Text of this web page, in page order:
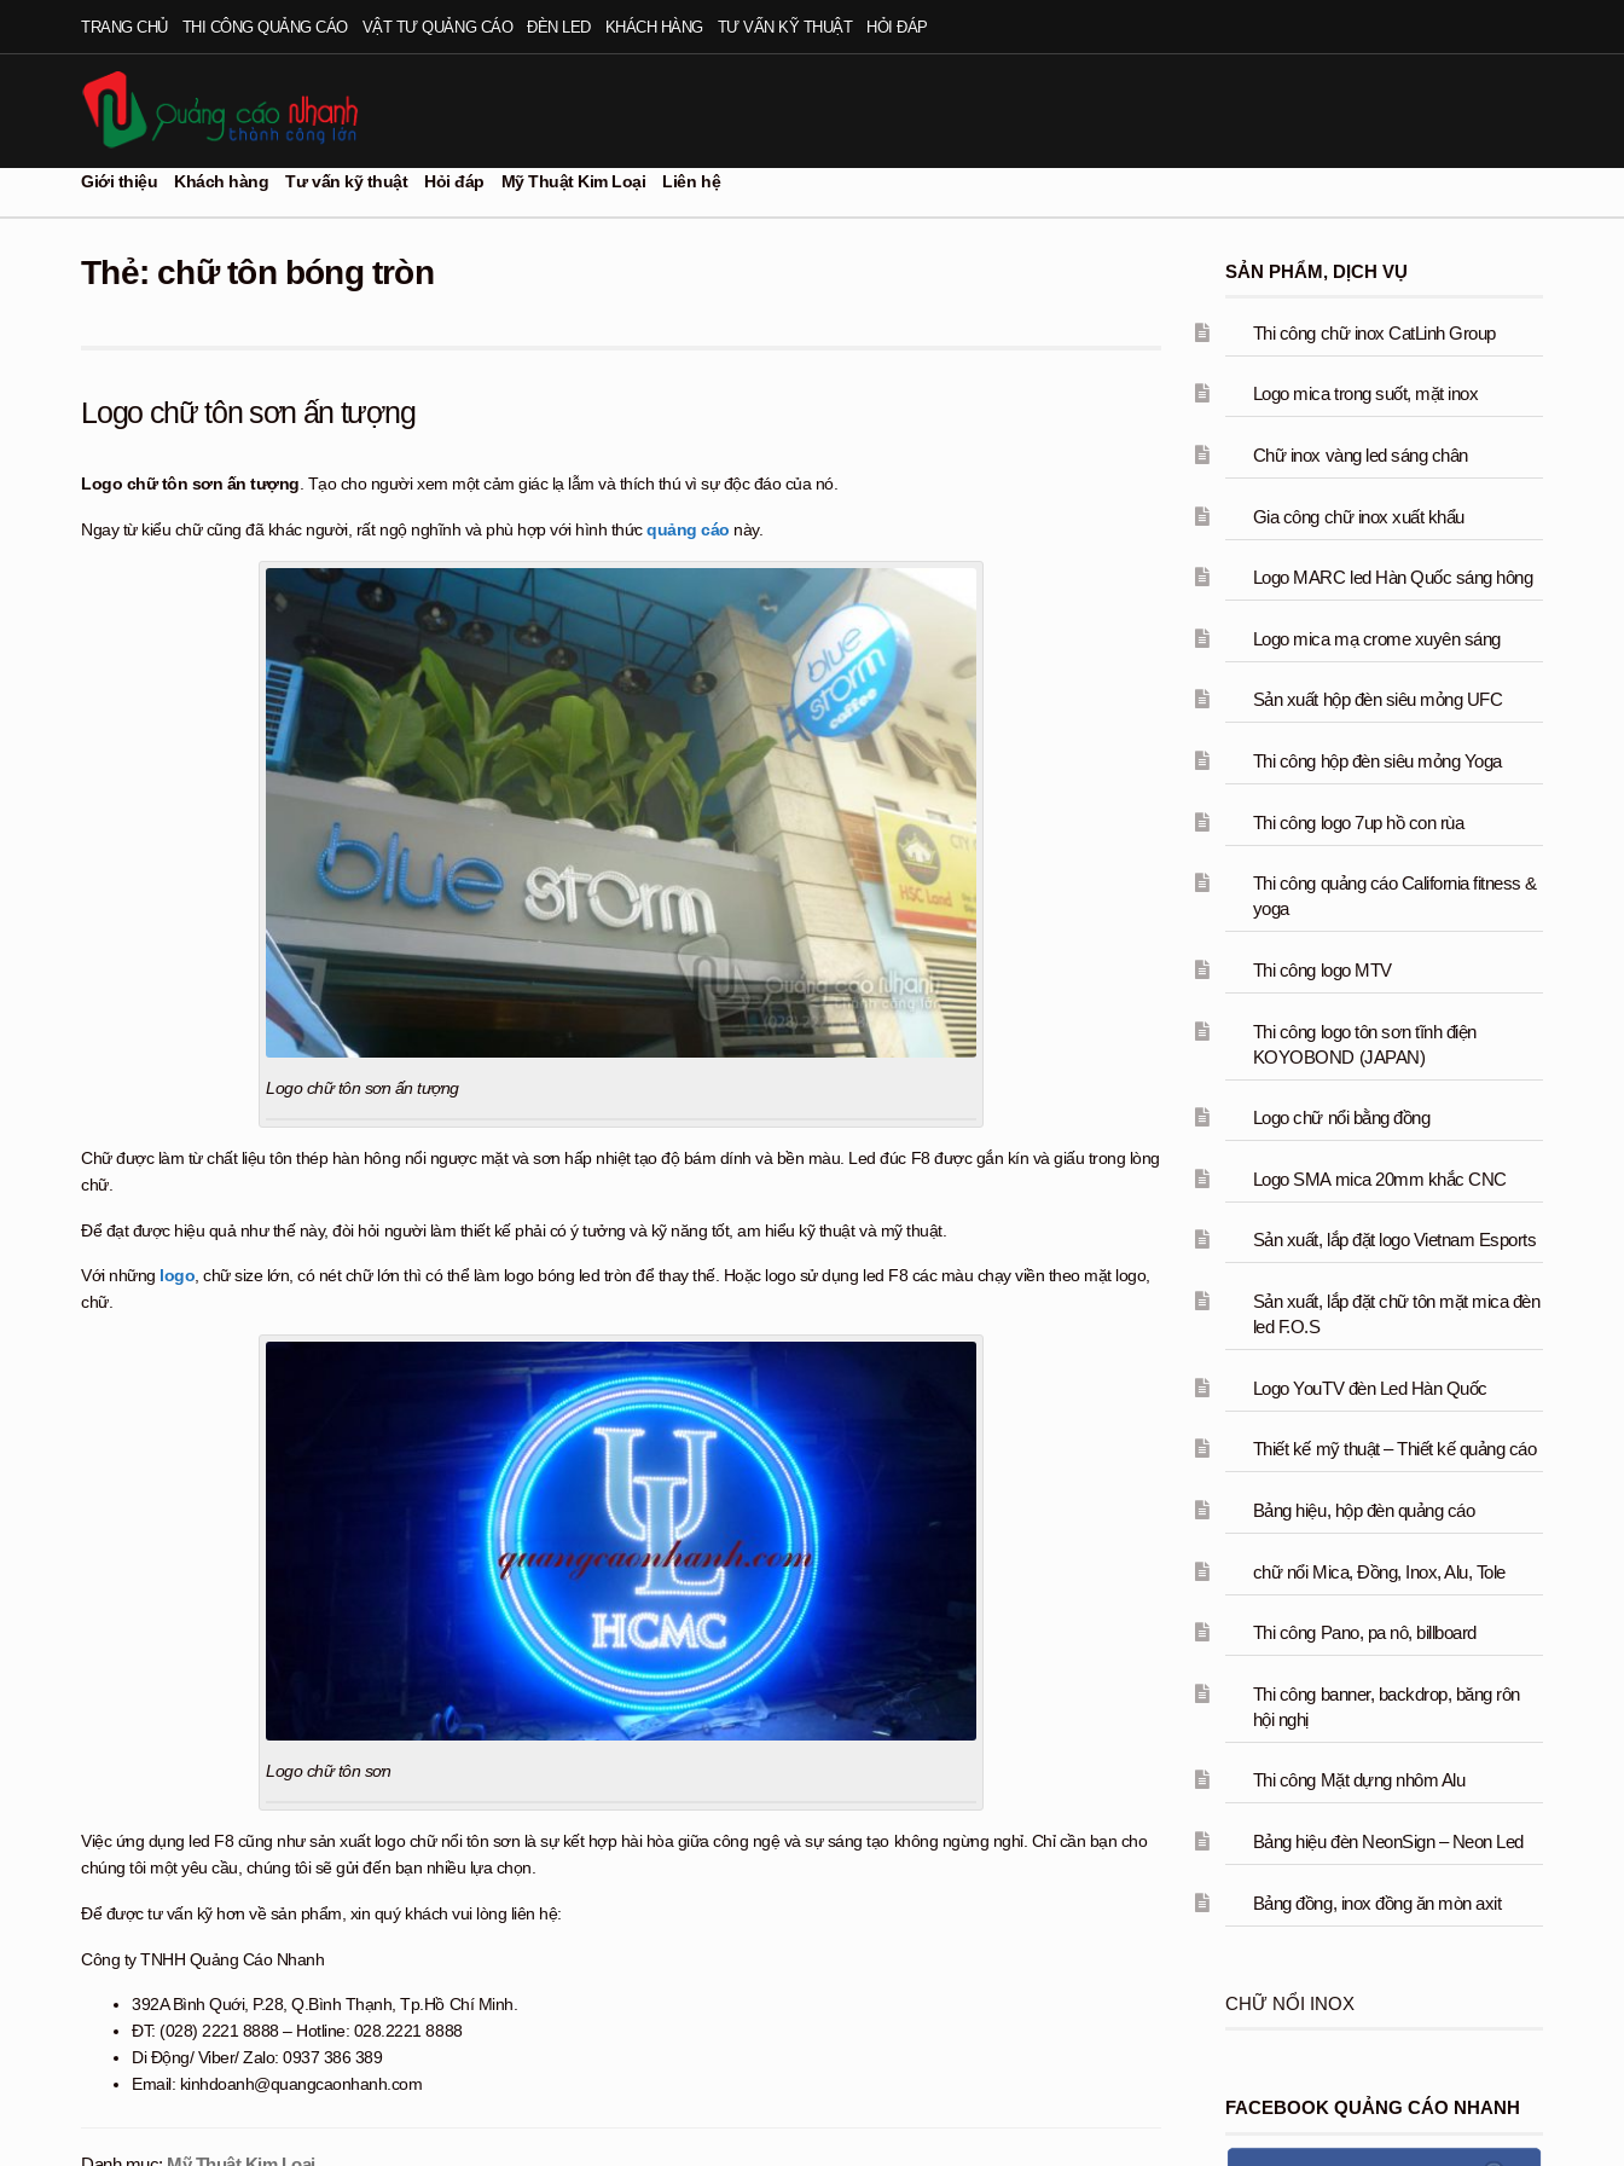
Đi
đến
Điều
hướng
Chuyển
đến
nội
dung
TRANG CHỦ THI CÔNG QUẢNG CÁO VẬT TƯ QUẢNG CÁO ĐÈN LED KHÁCH HÀNG TƯ VẤN KỸ THUẬT HỎI ĐÁP
Giới thiệu Khách hàng Tư vấn kỹ thuật Hỏi đáp Mỹ Thuật Kim Loại Liên hệ
Thẻ: chữ tôn bóng tròn
Logo chữ tôn sơn ấn tượng
Logo chữ tôn sơn ấn tượng . Tạo cho người xem một cảm giác lạ lẫm và thích thú vì sự độc đáo của nó.
Ngay từ kiểu chữ cũng đã khác người, rất ngộ nghĩnh và phù hợp với hình thứcquảng cáo này.
Logo chữ tôn sơn ấn tượng
Chữ được làm từ chất liệu tôn thép hàn hông nổi ngược mặt và sơn hấp nhiệt tạo độ bám dính và bền màu. Led đúc F8 được gắn kín và giấu trong lòng
chữ.
Để đạt được hiệu quả như thế này, đòi hỏi người làm thiết kế phải có ý tưởng và kỹ năng tốt, am hiểu kỹ thuật và mỹ thuật.
Với những logo, chữ size lớn, có nét chữ lớn thì có thể làm logo bóng led tròn để thay thế. Hoặc logo sử dụng led F8 các màu chạy viền theo mặt logo,
chữ.
Logo chữ tôn sơn
Việc ứng dụng led F8 cũng như sản xuất logo chữ nổi tôn sơn là sự kết hợp hài hòa giữa công ngệ và sự sáng tạo không ngừng nghỉ. Chỉ cần bạn cho
chúng tôi một yêu cầu, chúng tôi sẽ gửi đến bạn nhiều lựa chọn.
Để được tư vấn kỹ hơn về sản phẩm, xin quý khách vui lòng liên hệ:
Công ty TNHH Quảng Cáo Nhanh
392A Bình Quới, P.28, Q.Bình Thạnh, Tp.Hồ Chí Minh.
ĐT: (028) 2221 8888 – Hotline: 028.2221 8888
Di Động/ Viber/ Zalo: 0937 386 389
Email: kinhdoanh@quangcaonhanh.com
SẢN PHẨM, DỊCH VỤ
Thi công chữ inox CatLinh Group
Logo mica trong suốt, mặt inox
Chữ inox vàng led sáng chân
Gia công chữ inox xuất khẩu
Logo MARC led Hàn Quốc sáng hông
Logo mica mạ crome xuyên sáng
Sản xuất hộp đèn siêu mỏng UFC
Thi công hộp đèn siêu mỏng Yoga
Thi công logo 7up hồ con rùa
Thi công quảng cáo California fitness &
yoga
Thi công logo MTV
Thi công logo tôn sơn tĩnh điện
KOYOBOND (JAPAN)
Logo chữ nổi bằng đồng
Logo SMA mica 20mm khắc CNC
Sản xuất, lắp đặt logo Vietnam Esports
Sản xuất, lắp đặt chữ tôn mặt mica đèn
led F.O.S
Logo YouTV đèn Led Hàn Quốc
Thiết kế mỹ thuật – Thiết kế quảng cáo
Bảng hiệu, hộp đèn quảng cáo
chữ nổi Mica, Đồng, Inox, Alu, Tole
Thi công Pano, pa nô, billboard
Thi công banner, backdrop, băng rôn
hội nghị
Thi công Mặt dựng nhôm Alu
Bảng hiệu đèn NeonSign – Neon Led
Bảng đồng, inox đồng ăn mòn axit
CHỮ NỔI INOX
FACEBOOK QUẢNG CÁO NHANH